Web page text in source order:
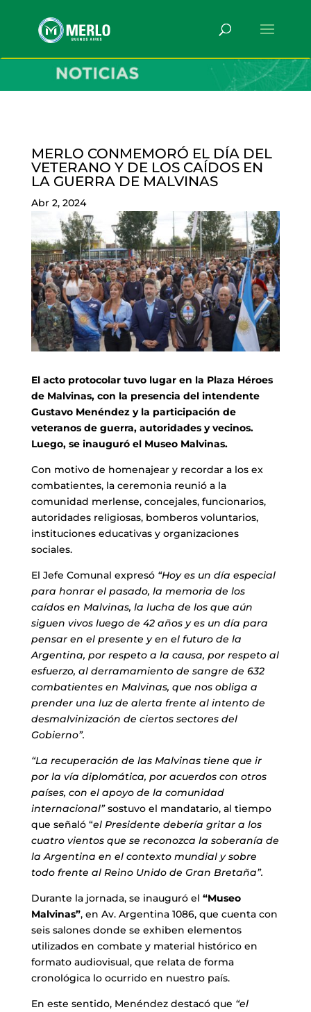
MERLO CONMEMORÓ EL DÍA DEL
VETERANO Y DE LOS CAÍDOS EN
LA GUERRA DE MALVINAS
Abr 2, 2024
El acto protocolar tuvo lugar en la Plaza Héroes
de Malvinas, con la presencia del intendente
Gustavo Menéndez y la participación de
veteranos de guerra, autoridades y vecinos.
Luego, se inauguró el Museo Malvinas.
Con motivo de homenajear y recordar a los ex
combatientes, la ceremonia reunió a la
comunidad merlense, concejales, funcionarios,
autoridades religiosas, bomberos voluntarios,
instituciones educativas y organizaciones
sociales.
El Jefe Comunal expresó “Hoy es un día especial
para honrar el pasado, la memoria de los
caídos en Malvinas, la lucha de los que aún
siguen vivos luego de 42 años y es un día para
pensar en el presente y en el futuro de la
Argentina, por respeto a la causa, por respeto al
esfuerzo, al derramamiento de sangre de 632
combatientes en Malvinas, que nos obliga a
prender una luz de alerta frente al intento de
desmalvinización de ciertos sectores del
Gobierno”.
“La recuperación de las Malvinas tiene que ir
por la vía diplomática, por acuerdos con otros
países, con el apoyo de la comunidad
internacional”sostuvo el mandatario, al tiempo
que señaló “el Presidente debería gritar a los
cuatro vientos que se reconozca la soberanía de
la Argentina en el contexto mundial y sobre
todo frente al Reino Unido de Gran Bretaña”.
Durante la jornada, se inauguró el “Museo
Malvinas”, en Av. Argentina 1086, que cuenta con
seis salones donde se exhiben elementos
utilizados en combate y material histórico en
formato audiovisual, que relata de forma
cronológica lo ocurrido en nuestro país.
En este sentido, Menéndez destacó que “el